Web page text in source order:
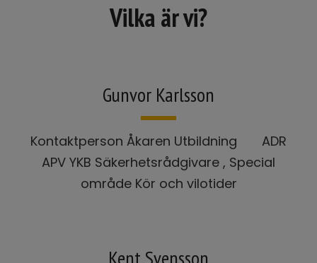
Vilka är vi?
Gunvor Karlsson
Kontaktperson Åkaren Utbildning ADR
APV YKB Säkerhetsrådgivare , Special
område Kör och vilotider
Kent Svensson